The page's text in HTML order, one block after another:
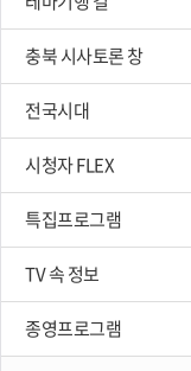
충북 시사토론 창
전국시대
시청자 FLEX
특집프로그램
TV 속 정보
종영프로그램